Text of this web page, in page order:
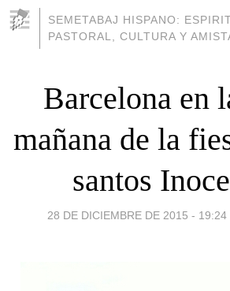
SEMETABAJ HISPANO:
PASTORAL, CULTURA Y
Barcelona en
mañana de la
santos
28 DE DICIEMBRE DE 2015 - 19:24